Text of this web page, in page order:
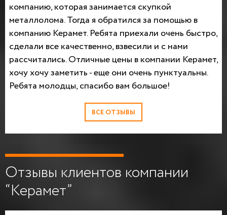
компанию, которая занимается скупкой
металлолома. Тогда я обратился за помощью в
компанию Керамет. Ребята приехали очень быстро,
сделали все качественно, взвесили и с нами
рассчитались. Отличные цены в компании Керамет,
хочу хочу заметить - еще они очень пунктуальны.
Ребята молодцы, спасибо вам большое!
ВСЕ ОТЗЫВЫ
Отзывы клиентов компании
“Керамет”